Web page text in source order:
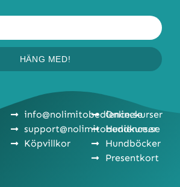
HÄNG MED!
info@nolimitobedience.se
support@nolimitobedience.se
Köpvillkor
Onlinekurser
Hundkurser
Hundböcker
Presentkort